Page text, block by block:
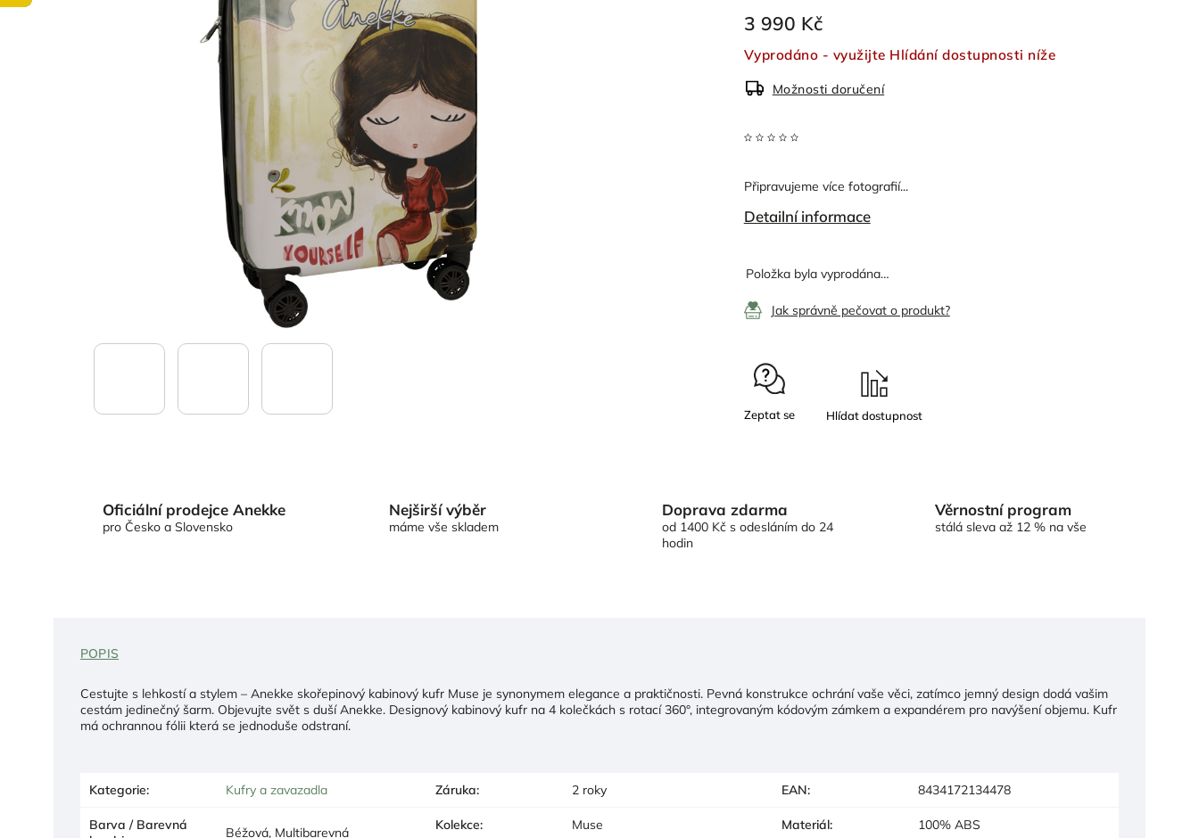
3 990 Kč
Vyprodáno - využijte Hlídání dostupnosti níže
Možnosti doručení
Připravujeme více fotografií...
Detailní informace
Položka byla vyprodána…
Jak správně pečovat o produkt?
Zeptat se
Oficiální prodejce Anekke
pro Česko a Slovensko
Nejširší výběr
máme vše skladem
Doprava zdarma
od 1400 Kč s odesláním do 24
hodin
Věrnostní program
stálá sleva až 12 % na vše
POPIS
Cestujte s lehkostí a stylem – Anekke skořepinový kabinový kufr Muse je synonymem elegance a praktičnosti. Pevná konstrukce ochrání vaše věci, zatímco jemný design dodá vašim
cestám jedinečný šarm. Objevujte svět s duší Anekke. Designový kabinový kufr na 4 kolečkách s rotací 360°, integrovaným kódovým zámkem a expandérem pro navýšení objemu. Kufr
má ochrannou fólii která se jednoduše odstraní.
Kategorie: Kufry a zavazadla Záruka: 2 roky EAN: 8434172134478
Barva / Barevná
Béžová, Multibarevná Kolekce: Muse Materiál: 100% ABS